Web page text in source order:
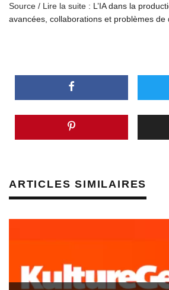
Source / Lire la suite : L’IA dans la
avancées, collaborations et problèmes de
ARTICLES SIMILAIRES